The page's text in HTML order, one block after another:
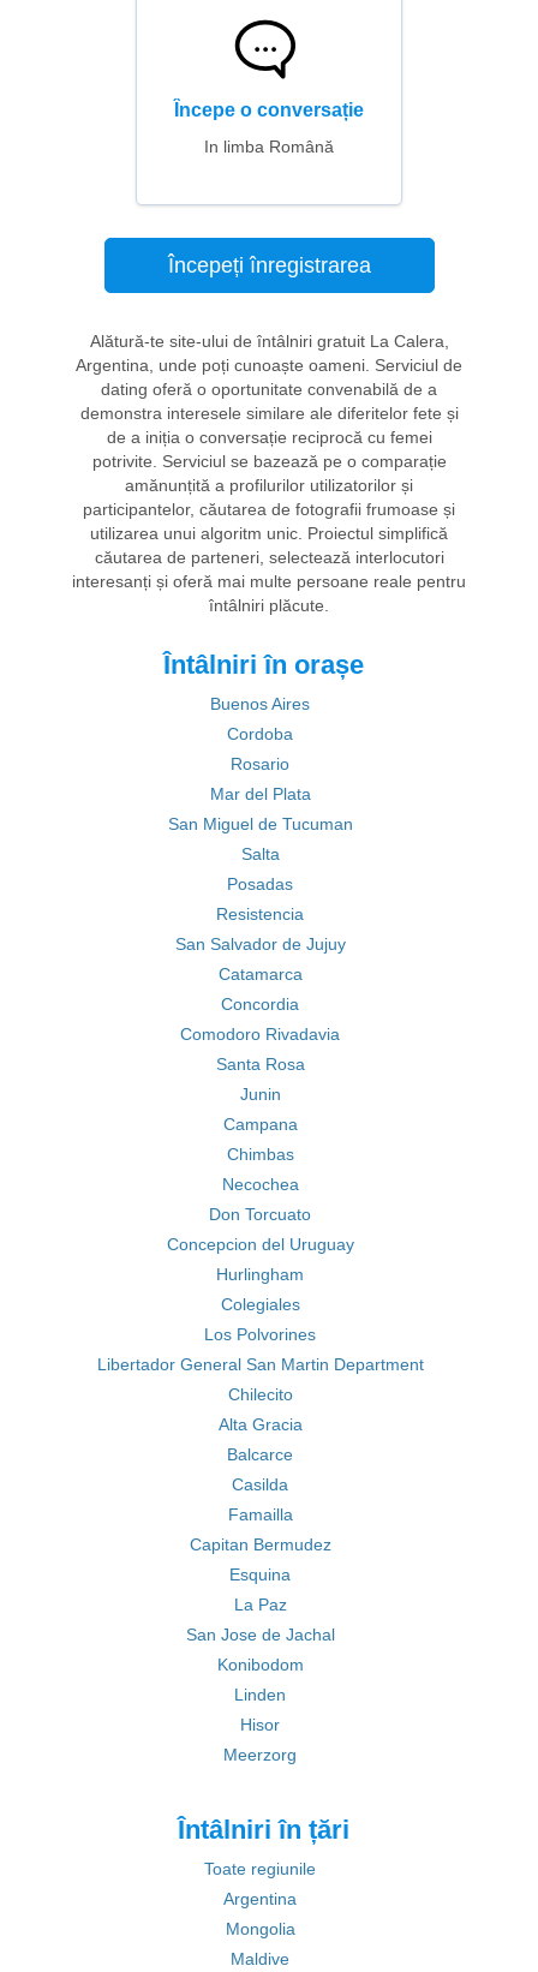
Începe o conversație
In limba Română
Începeți înregistrarea
Alătură-te site-ului de întâlniri gratuit La Calera,
Argentina, unde poți cunoaște oameni. Serviciul de
dating oferă o oportunitate convenabilă de a
demonstra interesele similare ale diferitelor fete și
de a iniția o conversație reciprocă cu femei
potrivite. Serviciul se bazează pe o comparație
amănunțită a profilurilor utilizatorilor și
participantelor, căutarea de fotografii frumoase și
utilizarea unui algoritm unic. Proiectul simplifică
căutarea de parteneri, selectează interlocutori
interesanți și oferă mai multe persoane reale pentru
întâlniri plăcute.
Întâlniri în orașe
Buenos Aires
Cordoba
Rosario
Mar del Plata
San Miguel de Tucuman
Salta
Posadas
Resistencia
San Salvador de Jujuy
Catamarca
Concordia
Comodoro Rivadavia
Santa Rosa
Junin
Campana
Chimbas
Necochea
Don Torcuato
Concepcion del Uruguay
Hurlingham
Colegiales
Los Polvorines
Libertador General San Martin Department
Chilecito
Alta Gracia
Balcarce
Casilda
Famailla
Capitan Bermudez
Esquina
La Paz
San Jose de Jachal
Konibodom
Linden
Hisor
Meerzorg
Întâlniri în țări
Toate regiunile
Argentina
Mongolia
Maldive